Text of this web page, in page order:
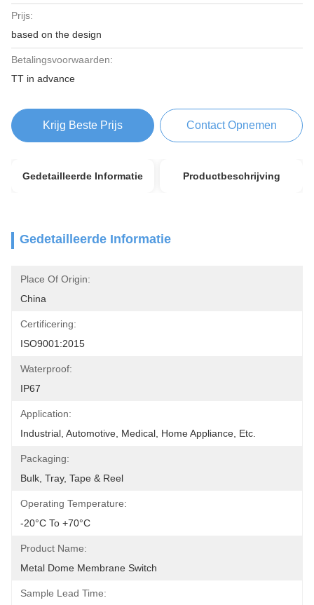
Prijs:
based on the design
Betalingsvoorwaarden:
TT in advance
Krijg Beste Prijs Contact Opnemen
Gedetailleerde Informatie Productbeschrijving
Gedetailleerde Informatie
Place Of Origin:
China
Certificering:
ISO9001:2015
Waterproof:
IP67
Application:
Industrial, Automotive, Medical, Home Appliance, Etc.
Packaging:
Bulk, Tray, Tape & Reel
Operating Temperature:
-20°C To +70°C
Product Name:
Metal Dome Membrane Switch
Sample Lead Time: